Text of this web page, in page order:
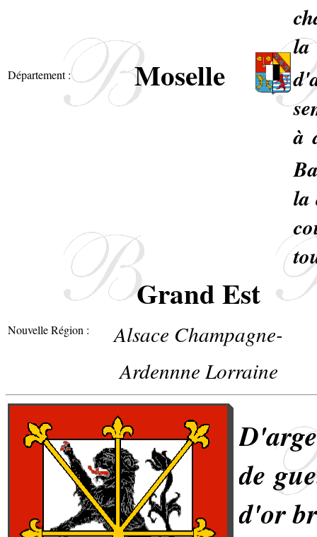
Département : Moselle
la
à
la
Nouvelle Région :
Grand Est
Alsace Champagne-
Ardennne Lorraine
de
d'or